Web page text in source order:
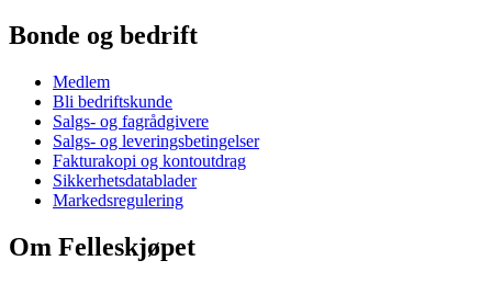
Bonde og bedrift
Medlem
Bli bedriftskunde
Salgs- og fagrådgivere
Salgs- og leveringsbetingelser
Fakturakopi og kontoutdrag
Sikkerhetsdatablader
Markedsregulering
Om Felleskjøpet